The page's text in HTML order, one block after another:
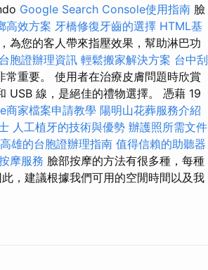
Google Search Console使用指南 臉
高效方案 牙橋修復牙齒的選擇 HTML基
為您的客人帶來指壓效果，幫助淋巴功
胞證辦理資訊 輕鬆搬家解決方案 台中刮
重要。 使用者在治療皮膚問題時欣賞
USB 線，是絕佳的禮物選擇。 憑藉 19
商家檔案申請教學 陽明山花葬服務介紹
人工植牙的技術與優勢 辦護照所需文件
高雄的台胞證辦理指南 值得信賴的助聽器
摩服務 臉部按摩的方法有很多種，每種
此，建議根據我們可用的空閒時間以及我